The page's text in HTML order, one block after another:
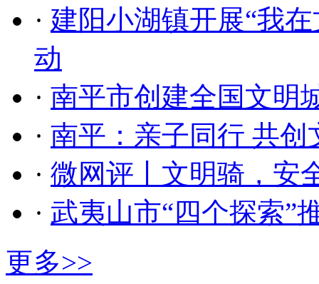
· 建阳小湖镇开展“我
动
· 南平市创建全国文明
· 南平：亲子同行 共创
· 微网评丨文明骑，安
· 武夷山市“四个探索”
更多>>